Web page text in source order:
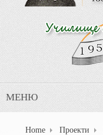
МЕНЮ
Home Проекти